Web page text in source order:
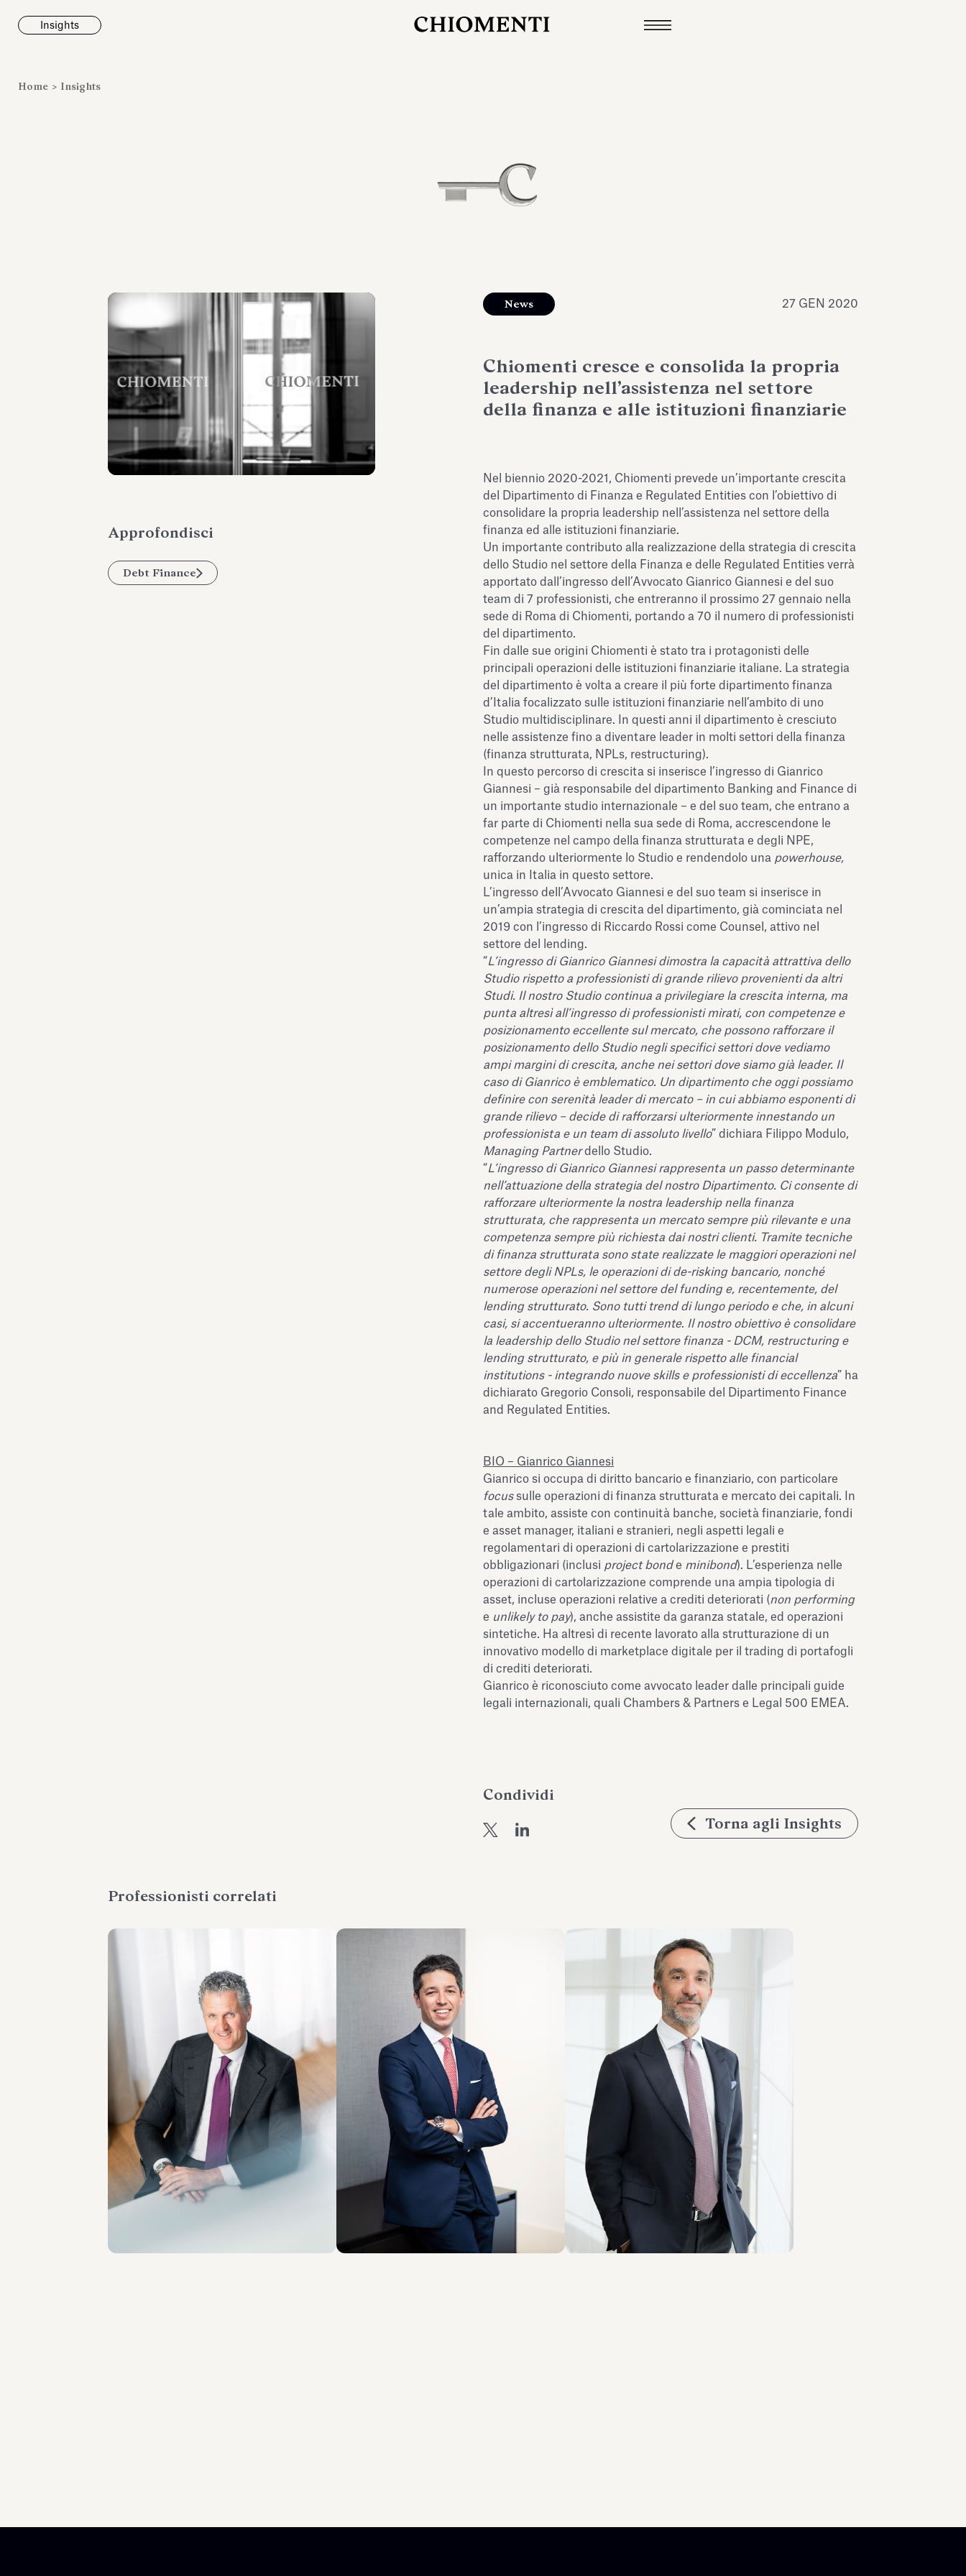
Insights
Leggi tutto
Home > Insights
Approfondisci
Debt Finance
News 27 GEN 2020
Chiomenti cresce e consolida la propria
leadership nell’assistenza nel settore
della finanza e alle istituzioni finanziarie
Nel biennio 2020-2021, Chiomenti prevede un’importante crescita
del Dipartimento di Finanza e Regulated Entities con l’obiettivo di
consolidare la propria leadership nell’assistenza nel settore della
finanza ed alle istituzioni finanziarie.
Un importante contributo alla realizzazione della strategia di crescita
dello Studio nel settore della Finanza e delle Regulated Entities verrà
apportato dall’ingresso dell’Avvocato Gianrico Giannesi e del suo
team di 7 professionisti, che entreranno il prossimo 27 gennaio nella
sede di Roma di Chiomenti, portando a 70 il numero di professionisti
del dipartimento.
Fin dalle sue origini Chiomenti è stato tra i protagonisti delle
principali operazioni delle istituzioni finanziarie italiane. La strategia
del dipartimento è volta a creare il più forte dipartimento finanza
d’Italia focalizzato sulle istituzioni finanziarie nell’ambito di uno
Studio multidisciplinare. In questi anni il dipartimento è cresciuto
nelle assistenze fino a diventare leader in molti settori della finanza
(finanza strutturata, NPLs, restructuring).
In questo percorso di crescita si inserisce l’ingresso di Gianrico
Giannesi – già responsabile del dipartimento Banking and Finance di
un importante studio internazionale – e del suo team, che entrano a
far parte di Chiomenti nella sua sede di Roma, accrescendone le
competenze nel campo della finanza strutturata e degli NPE,
rafforzando ulteriormente lo Studio e rendendolo una powerhouse,
unica in Italia in questo settore.
L’ingresso dell’Avvocato Giannesi e del suo team si inserisce in
un’ampia strategia di crescita del dipartimento, già cominciata nel
2019 con l’ingresso di Riccardo Rossi come Counsel, attivo nel
settore del lending.
“L’ingresso di Gianrico Giannesi dimostra la capacità attrattiva dello
Studio rispetto a professionisti di grande rilievo provenienti da altri
Studi. Il nostro Studio continua a privilegiare la crescita interna, ma
punta altresì all’ingresso di professionisti mirati, con competenze e
posizionamento eccellente sul mercato, che possono rafforzare il
posizionamento dello Studio negli specifici settori dove vediamo
ampi margini di crescita, anche nei settori dove siamo già leader. Il
caso di Gianrico è emblematico. Un dipartimento che oggi possiamo
definire con serenità leader di mercato – in cui abbiamo esponenti di
grande rilievo – decide di rafforzarsi ulteriormente innestando un
professionista e un team di assoluto livello” dichiara Filippo Modulo,
Managing Partnerdello Studio.
“L’ingresso di Gianrico Giannesi rappresenta un passo determinante
nell’attuazione della strategia del nostro Dipartimento. Ci consente di
rafforzare ulteriormente la nostra leadership nella finanza
strutturata, che rappresenta un mercato sempre più rilevante e una
competenza sempre più richiesta dai nostri clienti. Tramite tecniche
di finanza strutturata sono state realizzate le maggiori operazioni nel
settore degli NPLs, le operazioni di de-risking bancario, nonché
numerose operazioni nel settore del funding e, recentemente, del
lending strutturato. Sono tutti trend di lungo periodo e che, in alcuni
casi, si accentueranno ulteriormente. Il nostro obiettivo è consolidare
la leadership dello Studio nel settore finanza - DCM, restructuring e
lending strutturato, e più in generale rispetto alle financial
institutions - integrando nuove skills e professionisti di eccellenza” ha
dichiarato Gregorio Consoli, responsabile del Dipartimento Finance
and Regulated Entities.
BIO – Gianrico Giannesi
Gianrico si occupa di diritto bancario e finanziario, con particolare
focussulle operazioni di finanza strutturata e mercato dei capitali. In
tale ambito, assiste con continuità banche, società finanziarie, fondi
e asset manager, italiani e stranieri, negli aspetti legali e
regolamentari di operazioni di cartolarizzazione e prestiti
obbligazionari (inclusi project bonde minibond). L’esperienza nelle
operazioni di cartolarizzazione comprende una ampia tipologia di
asset, incluse operazioni relative a crediti deteriorati (non performing
e unlikely to pay), anche assistite da garanza statale, ed operazioni
sintetiche. Ha altresì di recente lavorato alla strutturazione di un
innovativo modello di marketplace digitale per il trading di portafogli
di crediti deteriorati.
Gianrico è riconosciuto come avvocato leader dalle principali guide
legali internazionali, quali Chambers & Partners e Legal 500 EMEA.
Condividi
Torna agli Insights
Professionisti correlati
PARTNER
Filippo Modulo
SEDI
Roma - Milano
PARTNER
Gregorio Consoli
Milano
Scopri il professionista
PARTNER
Gianrico Giannesi
SEDI
Roma
Scopri il professionista